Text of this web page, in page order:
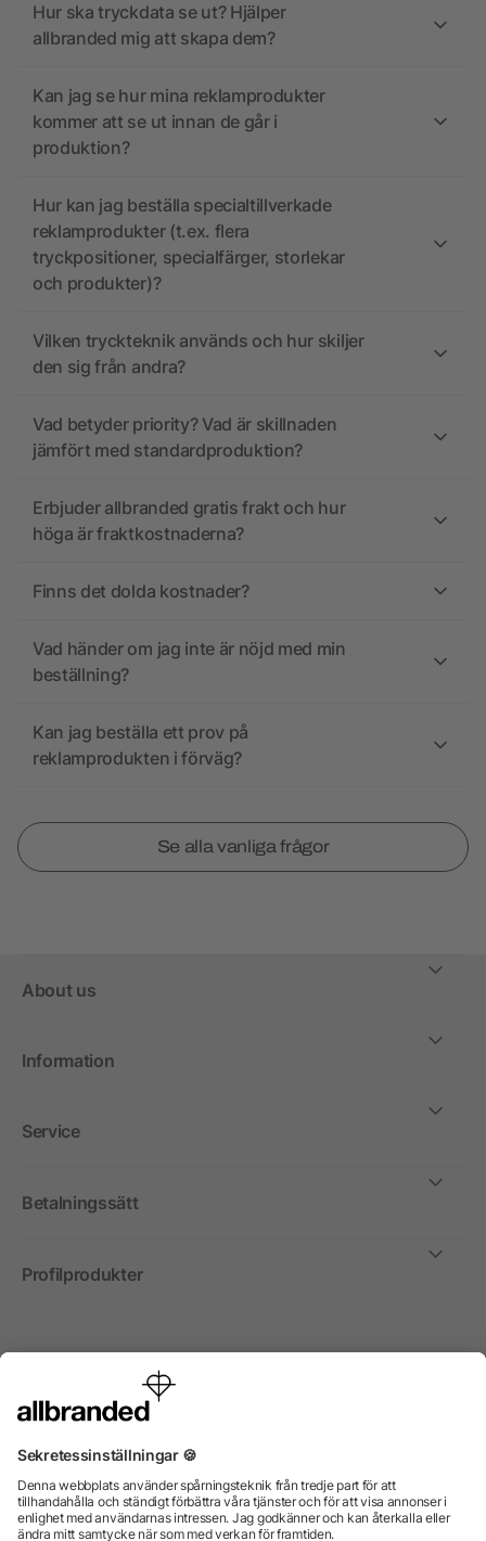
Hur ska tryckdata se ut? Hjälper
allbranded mig att skapa dem?
Kan jag se hur mina reklamprodukter
kommer att se ut innan de går i
produktion?
Hur kan jag beställa specialtillverkade
reklamprodukter (t.ex. flera
tryckpositioner, specialfärger, storlekar
och produkter)?
Vilken tryckteknik används och hur skiljer
den sig från andra?
Vad betyder priority? Vad är skillnaden
jämfört med standardproduktion?
Erbjuder allbranded gratis frakt och hur
höga är fraktkostnaderna?
Finns det dolda kostnader?
Vad händer om jag inte är nöjd med min
beställning?
Kan jag beställa ett prov på
reklamprodukten i förväg?
Se alla vanliga frågor
About us
Information
Service
Betalningssätt
Profilprodukter
Internationellt